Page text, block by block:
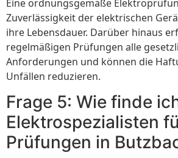
Eine ordnungsgemäße
Zuverlässigkeit der elektrischen
ihre Lebensdauer. Darüber hinaus
regelmäßigen Prüfungen alle
Anforderungen und können die
Unfällen reduzieren.
Frage 5: Wie finde
Elektrospezialisten
Prüfungen in